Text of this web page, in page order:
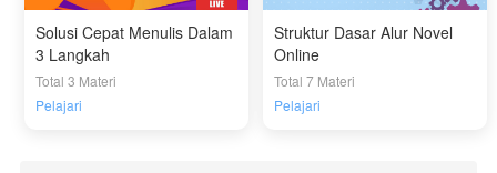
Solusi Cepat Menulis Dalam
3 Langkah
Total 3 Materi
Pelajari
Struktur Dasar Alur Novel
Online
Total 7 Materi
Pelajari